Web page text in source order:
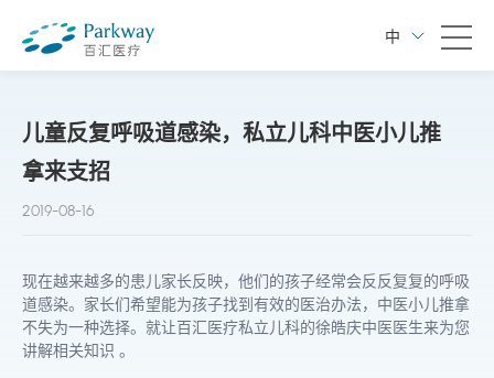
中
儿童反复呼吸道感染，私立儿科中医小儿推
拿来支招
2019-08-16
现在越来越多的患儿家长反映，他们的孩子经常会反反复复的呼吸
道感染。家长们希望能为孩子找到有效的医治办法，中医小儿推拿
不失为一种选择。就让百汇医疗私立儿科的徐皓庆中医医生来为您
讲解相关知识 。